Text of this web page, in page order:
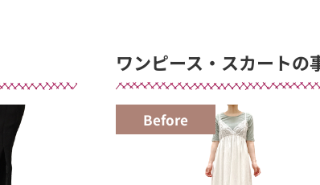
ワンピース・スカートの
Before